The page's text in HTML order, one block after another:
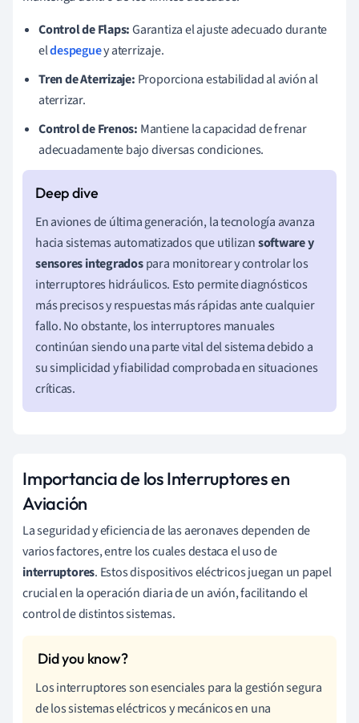
Control de Flaps:Garantiza el ajuste adecuado durante
eldespeguey aterrizaje.
Tren de Aterrizaje: Proporciona estabilidad al avión al
aterrizar.
Control de Frenos: Mantiene la capacidad de frenar
adecuadamente bajo diversas condiciones.
En aviones de última generación, la tecnología avanza
hacia sistemas automatizados que utilizansoftware y
sensores integradospara monitorear y controlar los
interruptores hidráulicos. Esto permite diagnósticos
más precisos y respuestas más rápidas ante cualquier
fallo. No obstante, los interruptores manuales
continúan siendo una parte vital del sistema debido a
su simplicidad y fiabilidad comprobada en situaciones
críticas.
Importancia de los Interruptores en
Aviación
La seguridad y eficiencia de las aeronaves dependen de
varios factores, entre los cuales destaca el uso de
interruptores. Estos dispositivos eléctricos juegan un papel
crucial en la operación diaria de un avión, facilitando el
control de distintos sistemas.
Los interruptores son esenciales para la gestión segura
de los sistemas eléctricos y mecánicos en una